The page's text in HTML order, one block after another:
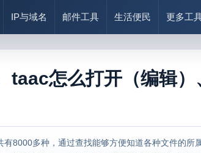
IP与域名 邮件工具 生活便民 更多工
taac怎么打开（编辑
8000多种，通过查找能够方便知道各种文件的所